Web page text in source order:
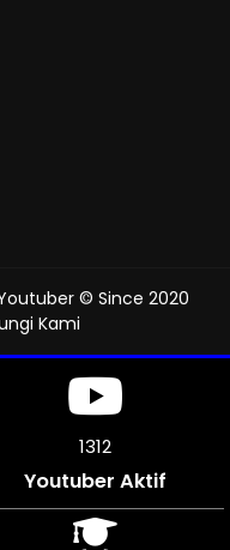
© Since 2020
Kami
1312
Youtuber Aktif